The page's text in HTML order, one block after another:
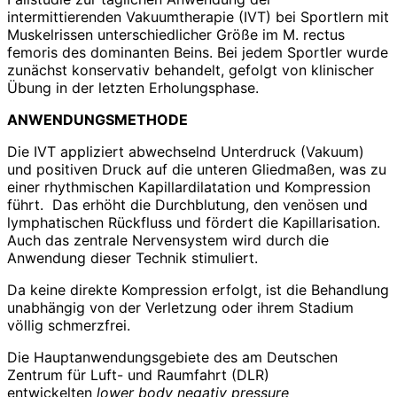
intermittierenden Vakuumtherapie (IVT) bei Sportlern mit
Muskelrissen unterschiedlicher Größe im M. rectus
femoris des dominanten Beins. Bei jedem Sportler wurde
zunächst konservativ behandelt, gefolgt von klinischer
Übung in der letzten Erholungsphase.
ANWENDUNGSMETHODE
Die IVT appliziert abwechselnd Unterdruck (Vakuum)
und positiven Druck auf die unteren Gliedmaßen, was zu
einer rhythmischen Kapillardilatation und Kompression
führt. Das erhöht die Durchblutung, den venösen und
lymphatischen Rückfluss und fördert die Kapillarisation.
Auch das zentrale Nervensystem wird durch die
Anwendung dieser Technik stimuliert.
Da keine direkte Kompression erfolgt, ist die Behandlung
unabhängig von der Verletzung oder ihrem Stadium
völlig schmerzfrei.
Die Hauptanwendungsgebiete des am Deutschen
Zentrum für Luft- und Raumfahrt (DLR)
entwickelten lower body negativ pressure